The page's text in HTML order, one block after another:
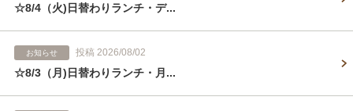
☆8/4（火)日替わりランチ・デ...
お知らせ 投稿 2026/08/02
☆8/3（月)日替わりランチ・月...